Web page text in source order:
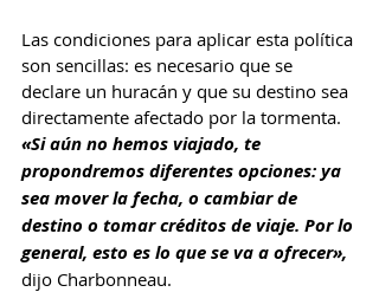
Las condiciones para aplicar esta política
son sencillas: es necesario que se
declare un huracán y que su destino sea
directamente afectado por la tormenta.
«Si aún no hemos viajado, te
propondremos diferentes opciones: ya
sea mover la fecha, o cambiar de
destino o tomar créditos de viaje. Por lo
general, esto es lo que se va a ofrecer»,
dijo Charbonneau.